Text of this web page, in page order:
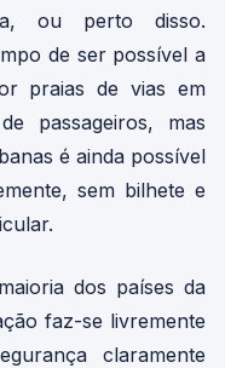
ou perto disso.
de ser possível a
praias de vias em
passageiros, mas
é ainda possível
sem bilhete e
dos países da
faz-se livremente
claramente